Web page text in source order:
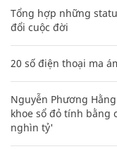
Tổng hợp những
đổi cuộc đời
20 số điện thoại ma
Nguyễn Phương
khoe sổ đỏ tính bằng
nghìn tỷ'